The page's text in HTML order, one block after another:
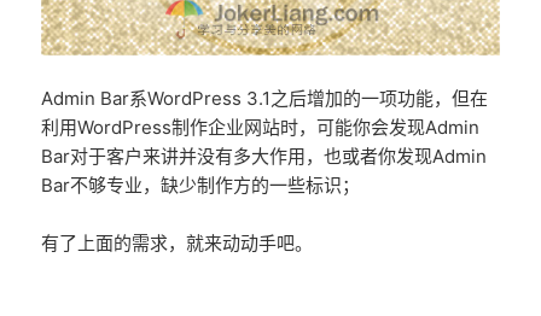
Admin Bar系WordPress 3.1之后增加的一项功能，但在
利用WordPress制作企业网站时，可能你会发现Admin
Bar对于客户来讲并没有多大作用，也或者你发现Admin
Bar不够专业，缺少制作方的一些标识；
有了上面的需求，就来动动手吧。